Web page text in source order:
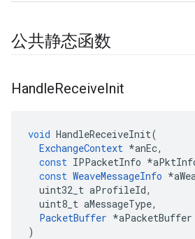
公共静态函数
HandleReceiveInit
void HandleReceiveInit(
ExchangeContext *anEc,
const IPPacketInfo *
const WeaveMessageInfo *
uint32_t aProfileId,
uint8_t aMessageType,
PacketBuffer *aPacketBuffer
)